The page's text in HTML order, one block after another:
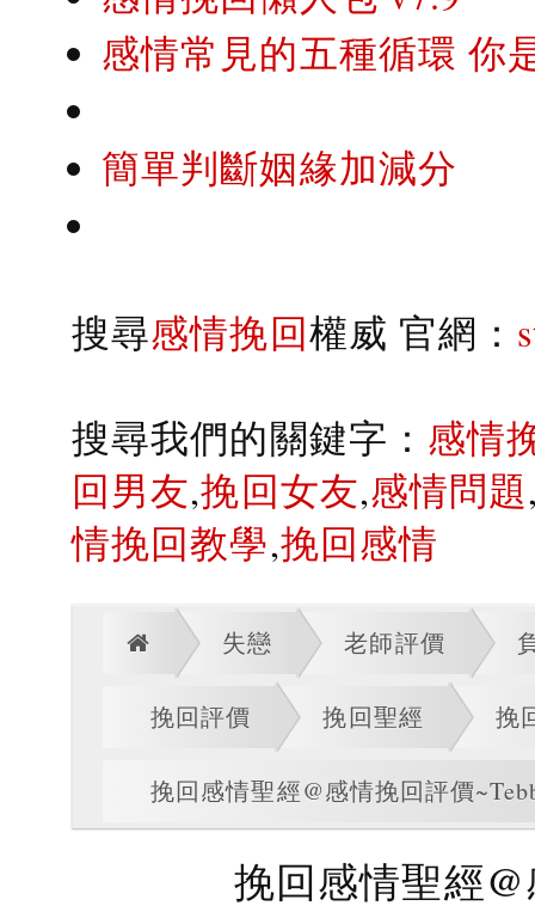
感情常見的五種循環 你
簡單判斷姻緣加減分
搜尋感情挽回權威 官網：
搜尋我們的關鍵字： 感情
回男友,挽回女友,感情問題
情挽回教學,挽回感情
失戀 老師評價
挽回評價 挽回聖經 挽
挽回感情聖經@感情挽回評價
挽回感情聖經